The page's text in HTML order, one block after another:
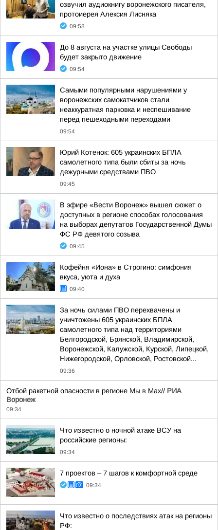
озвучил аудиокнигу воронежского писателя,
протоиерея Алексия Лисняка
09:58
До 8 августа на участке улицы Свободы
будет закрыто движение
09:54
Самыми популярными нарушениями у
воронежских самокатчиков стали
неаккуратная парковка и неспешивание
перед пешеходными переходами
09:54
Юрий Котенок: 605 украинских БПЛА
самолетного типа были сбиты за ночь
дежурными средствами ПВО
09:45
В эфире «Вести Воронеж» вышел сюжет о
доступных в регионе способах голосования
на выборах депутатов Государственной Думы
ФС РФ девятого созыва
09:45
Кофейня «Иона» в Строгино: симфония
вкуса, уюта и духа
09:40
За ночь силами ПВО перехвачены и
уничтожены 605 украинских БПЛА
самолетного типа над территориями
Белгородской, Брянской, Владимирской,
Воронежской, Калужской, Курской, Липецкой,
Нижегородской, Орловской, Ростовской...
09:36
Отбой ракетной опасности в регионе Мы в Мах// РИА
Воронеж
09:34
Что известно о ночной атаке ВСУ на
российские регионы:
09:34
7 проектов – 7 шагов к комфортной среде
09:34
Что известно о последствиях атак на регионы
РФ: